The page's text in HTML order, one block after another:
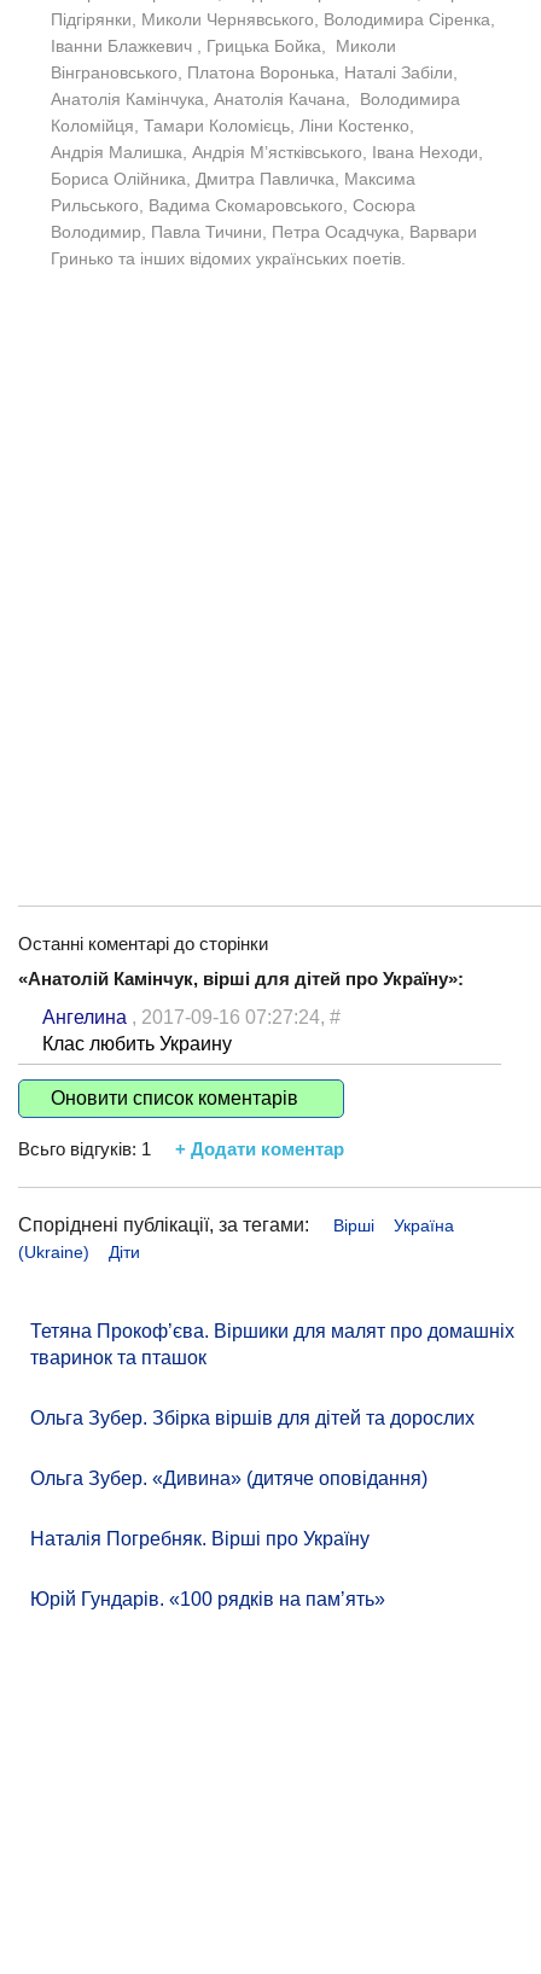
Підгірянки, Миколи Чернявського, Володимира Сіренка,
Іванни Блажкевич , Грицька Бойка, Миколи
Вінграновського, Платона Воронька, Наталі Забіли,
Анатолія Камінчука, Анатолія Качана, Володимира
Коломійця, Тамари Коломієць, Ліни Костенко,
Андрія Малишка, Андрія М’ястківського, Івана Неходи,
Бориса Олійника, Дмитра Павличка, Максима
Рильського, Вадима Скомаровського, Сосюра
Володимир, Павла Тичини, Петра Осадчука, Варвари
Гринько та інших відомих українських поетів.
Останні коментарі до сторінки
«Анатолій Камінчук, вірші для дітей про Україну»:
Ангелина , 2017-09-16 07:27:24, #
Клас любить Украину
Оновити список коментарів
Всьго відгуків: 1 + Додати коментар
Споріднені публікації, за тегами: Вірші
Україна
(Ukraine)
Діти
Тетяна Прокоф’єва. Віршики для малят про домашніх
тваринок та пташок
Ольга Зубер. Збірка віршів для дітей та дорослих
Ольга Зубер. «Дивина» (дитяче оповідання)
Наталія Погребняк. Вірші про Україну
Юрій Гундарів. «100 рядків на памʼять»